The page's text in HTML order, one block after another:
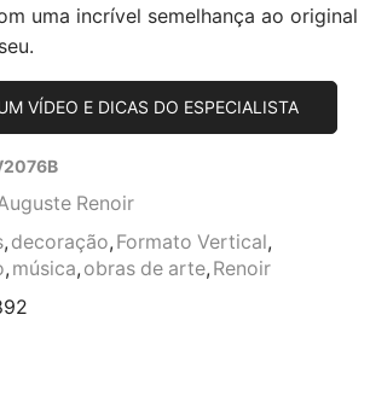
uma incrível semelhança ao original
VÍDEO E DICAS DO ESPECIALISTA
Renoir
, decoração, Formato Vertical,
, música, obras de arte, Renoir